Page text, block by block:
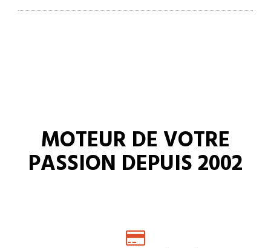
MOTEUR DE VOTRE
PASSION DEPUIS 2002